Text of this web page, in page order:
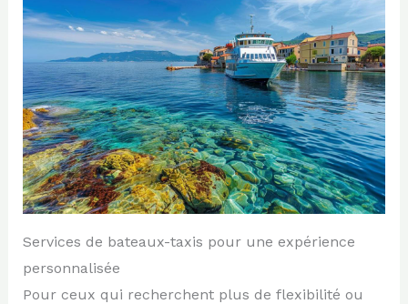
Services de bateaux-taxis pour une expérience
personnalisée
Pour ceux qui recherchent plus de flexibilité ou